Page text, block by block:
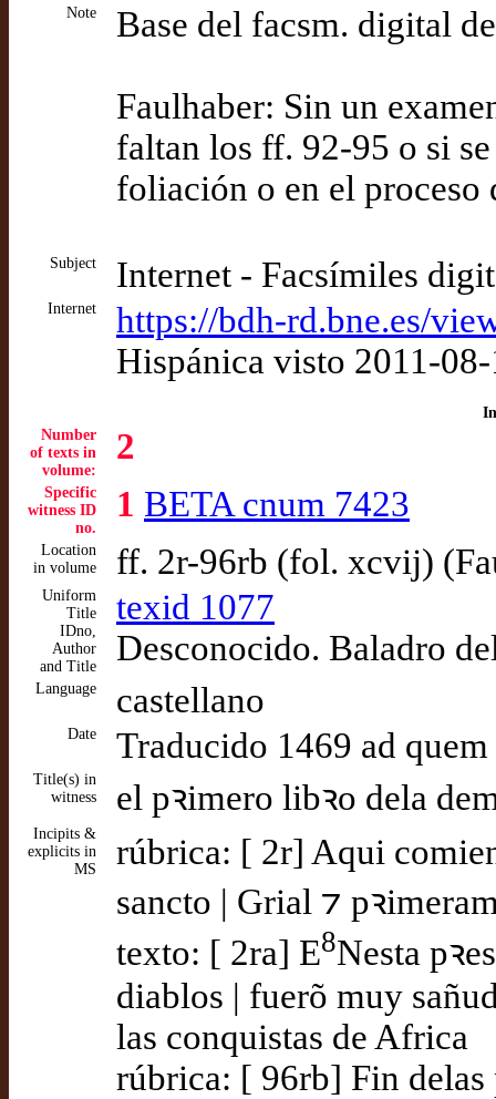
Note Base del facsm. digital
Faulhaber: Sin un
faltan los ff. 92-95 o si
foliación o en el
Subject Internet - Facsímiles
Internet
https://bdh-rd.bne.es/
Hispánica visto 2011-
Number
of texts in
volume:
2
Specific
witness ID
no.
1 BETA cnum 7423
Location
in volume
ff. 2r-96rb (fol. xcvij)
Uniform
Title
IDno,
Author
and Title
texid 1077
Desconocido. Baladro
Language castellano
Date Traducido 1469 ad quem
Title(s) in
witness
el pꝛimero libꝛo dela
Incipits &
explicits in
MS
rúbrica: [ 2r] Aqui
sancto | Grial ⁊
texto: [ 2ra] E8Nesta
diablos | fuerõ muy
las conquistas de Africa
rúbrica: [ 96rb] Fin delas